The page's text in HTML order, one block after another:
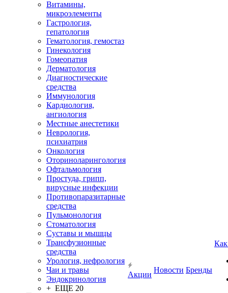
Витамины,
микроэлементы
Гастрология,
гепатология
Гематология, гемостаз
Гинекология
Гомеопатия
Дерматология
Диагностические
средства
Иммунология
Кардиология,
ангиология
Местные анестетики
Неврология,
психиатрия
Онкология
Оториноларингология
Офтальмология
Простуда, грипп,
вирусные инфекции
Противопаразитарные
средства
Пульмонология
Стоматология
Суставы и мышцы
Трансфузионные
средства
Урология, нефрология
Чаи и травы
Эндокринология
+ ЕЩЕ 20
Акции
Новости Бренды